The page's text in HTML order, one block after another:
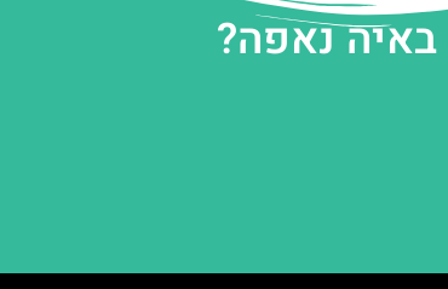
נאפה?